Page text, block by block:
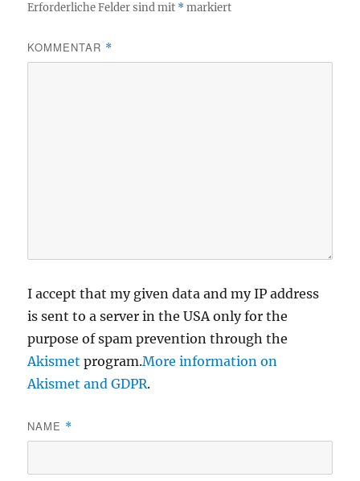
Erforderliche Felder sind mit *markiert
KOMMENTAR *
I accept that my given data and my IP address
is sent to a server in the USA only for the
purpose of spam prevention through the
Akismet program.More information on
Akismet and GDPR.
NAME *